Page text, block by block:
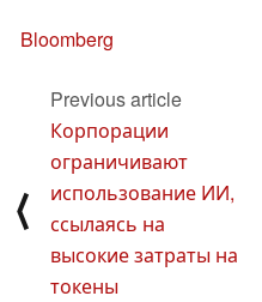
Bloomberg
⟨
Previous article
Корпорации
ограничивают
использование ИИ,
ссылаясь на
высокие затраты на
токены